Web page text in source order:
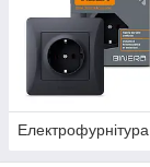
Електрофурнітура